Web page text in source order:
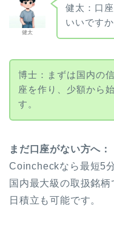
健太
健太：口
いいですか
博士：まずは国内の
座を作り、少額から
す。
まだ口座がない方へ：
Coincheckなら最短5
国内最大級の取扱銘
日積立も可能です。